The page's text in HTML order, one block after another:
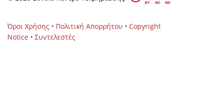
Όροι Χρήσης • Πολιτική Απορρήτου • Copyright
Notice • Συντελεστές